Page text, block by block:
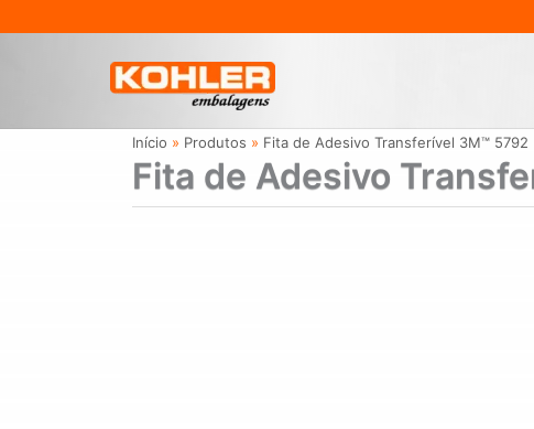
Início Produtos Fita de Adesivo Transferível 3M™ 5792
Fita de Adesivo